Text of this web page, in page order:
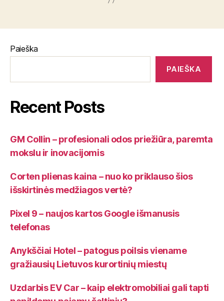
Paieška
PAIEŠKA
Recent Posts
GM Collin – profesionali odos priežiūra, paremta
mokslu ir inovacijomis
Corten plienas kaina – nuo ko priklauso šios
išskirtinės medžiagos vertė?
Pixel 9 – naujos kartos Google išmanusis
telefonas
Anykščiai Hotel – patogus poilsis viename
gražiausių Lietuvos kurortinių miestų
Uzdarbis EV Car – kaip elektromobiliai gali tapti